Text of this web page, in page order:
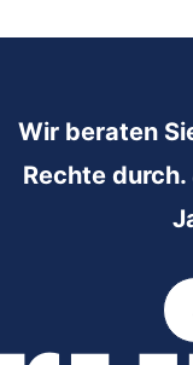
Wir beraten
Rechte